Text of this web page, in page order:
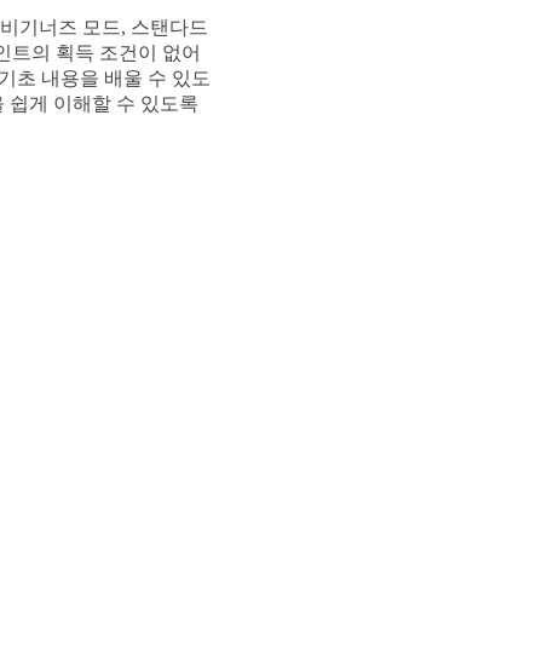
기너즈 모드, 스탠다드
트의 획득 조건이 없어
초 내용을 배울 수 있도
쉽게 이해할 수 있도록